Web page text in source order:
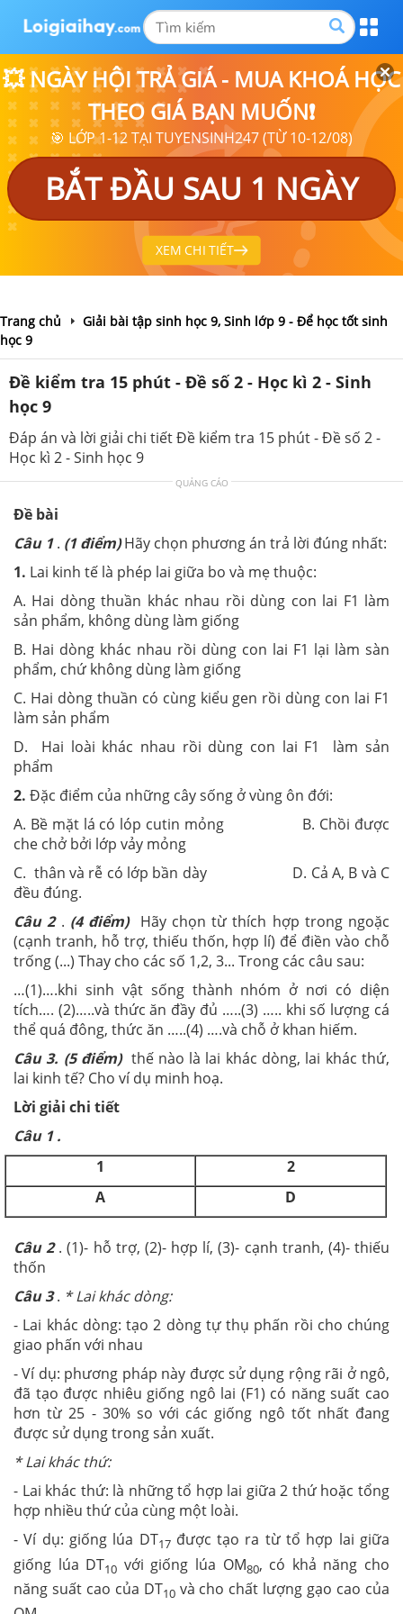
💥 NGÀY HỘI TRẢ GIÁ - MUA KHOÁ HỌC
THEO GIÁ BẠN MUỐN❗
🎯 LỚP 1-12 TẠI TUYENSINH247 (TỪ 10-12/08)
BẮT ĐẦU SAU 1 NGÀY
XEM CHI TIẾT
Trang chủ
Giải bài tập sinh học 9, Sinh lớp 9 - Để học tốt sinh
học 9
Đề kiểm tra 15 phút - Đề số 2 - Học kì 2 - Sinh
học 9
Đáp án và lời giải chi tiết Đề kiểm tra 15 phút - Đề số 2 -
Học kì 2 - Sinh học 9
QUẢNG CÁO
Đề bài
Câu 1. (1 điểm)Hãy chọn phương án trả lời đúng nhất:
1. Lai kinh tế là phép lai giữa bo và mẹ thuộc:
A. Hai dòng thuần khác nhau rồi dùng con lai F1 làm
sản phẩm, không dùng làm giống
B. Hai dòng khác nhau rồi dùng con lai F1 lại làm sàn
phẩm, chứ không dùng làm giống
C. Hai dòng thuần có cùng kiểu gen rồi dùng con lai F1
làm sản phẩm
D. Hai loài khác nhau rồi dùng con lai F1 làm sản
phẩm
2. Đặc điểm của những cây sống ở vùng ôn đới:
A. Bề mặt lá có lóp cutin mỏng B. Chồi được
che chở bởi lớp vảy mỏng
C. thân và rễ có lớp bần dày D. Cả A, B và C
đều đúng.
Câu 2. (4 điểm)Hãy chọn từ thích hợp trong ngoặc
(cạnh tranh, hỗ trợ, thiếu thốn, hợp lí) để điền vào chỗ
trống (...) Thay cho các số 1,2, 3... Trong các câu sau:
…(1)….khi sinh vật sống thành nhóm ở nơi có diện
tích…. (2)…..và thức ăn đầy đủ …..(3) ….. khi số lượng cá
thể quá đông, thức ăn …..(4) ….và chỗ ở khan hiếm.
Câu 3. (5 điểm)thế nào là lai khác dòng, lai khác thứ,
lai kinh tế? Cho ví dụ minh hoạ.
Lời giải chi tiết
Câu 1.
1
2
A
D
Câu 2. (1)- hỗ trợ, (2)- hợp lí, (3)- cạnh tranh, (4)- thiếu
thốn
Câu 3. *Lai khác dòng:
- Lai khác dòng: tạo 2 dòng tự thụ phấn rồi cho chúng
giao phấn với nhau
- Ví dụ: phương pháp này được sử dụng rộng rãi ở ngô,
đã tạo được nhiêu giống ngô lai (F1) có năng suất cao
hơn từ 25 - 30% so với các giống ngô tốt nhất đang
được sử dụng trong sản xuất.
*Lai khác thứ:
- Lai khác thứ: là những tổ hợp lai giữa 2 thứ hoặc tổng
hợp nhiều thứ của cùng một loài.
- Ví dụ: giống lúa DT17được tạo ra từ tổ hợp lai giữa
giống lúa DT10 với giống lúa OM80, có khả năng cho
năng suất cao của DT10và cho chất lượng gạo cao của